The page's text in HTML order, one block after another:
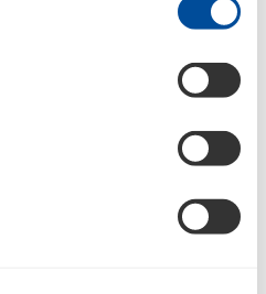
Een uitblinker in het terras!